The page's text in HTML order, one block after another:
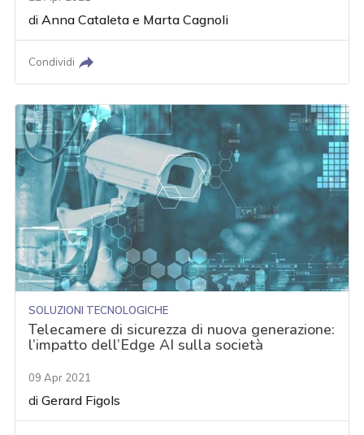
diAnna Cataleta e Marta Cagnoli
Condividi
SOLUZIONI TECNOLOGICHE
Telecamere di sicurezza di nuova generazione:
l’impatto dell’Edge AI sulla società
09 Apr 2021
diGerard Figols